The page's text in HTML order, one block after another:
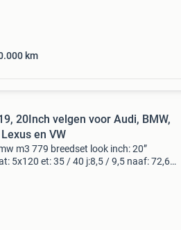
km
20Inch velgen voor Audi, BMW,
en VW
m3 779 breedset look inch: 20”
5x120 et: 35 / 40 j:8,5 / 9,5 naaf: 72,6